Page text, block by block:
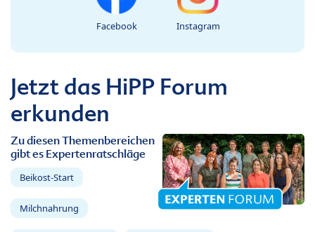
Facebook Instagram
Jetzt das HiPP Forum
erkunden
Zu diesen Themenbereichen
gibt es Expertenratschläge
Beikost-Start
Milchnahrung